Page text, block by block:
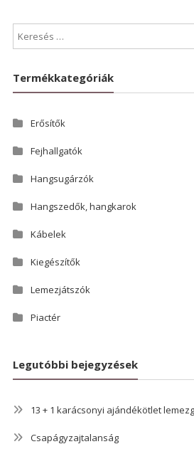
Termékkategóriák
Erősítők
Fejhallgatók
Hangsugárzók
Hangszedők, hangkarok
Kábelek
Kiegészítők
Lemezjátszók
Piactér
Legutóbbi bejegyzések
13 + 1 karácsonyi ajándékötlet
Csapágyzajtalanság